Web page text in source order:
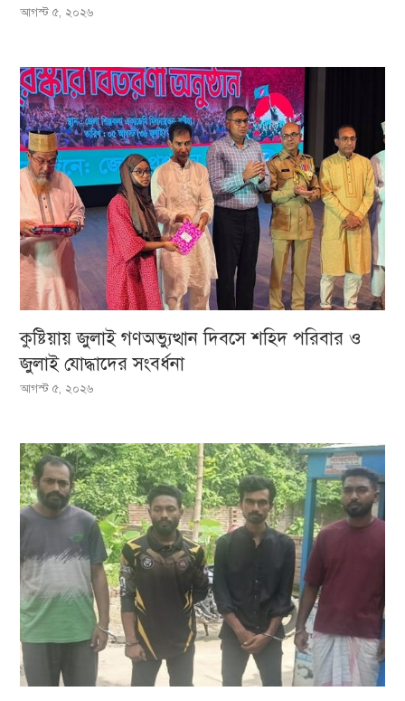
আগস্ট ৫, ২০২৬
কুষ্টিয়ায় জুলাই গণঅভ্যুত্থান দিবসে শহিদ পরিবার ও
জুলাই যোদ্ধাদের সংবর্ধনা
আগস্ট ৫, ২০২৬